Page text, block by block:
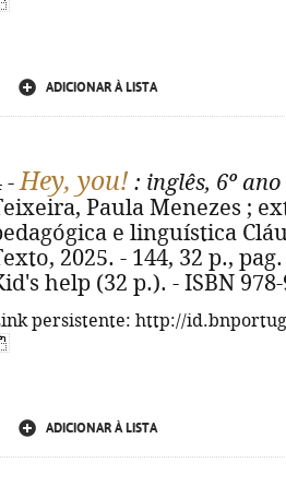
ADICIONAR À LISTA
-Hey, you! : inglês, 6º ano
Paula Menezes ;
e linguística
2025. - 144, 32 p.,
help (32 p.). - ISBN
persistente: http://
ADICIONAR À LISTA